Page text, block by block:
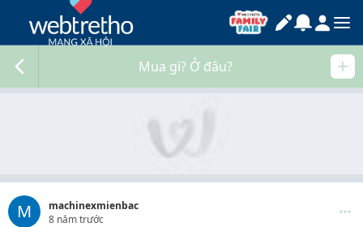
Mua gì? Ở đâu?
M
machinexmienbac
8 năm trước